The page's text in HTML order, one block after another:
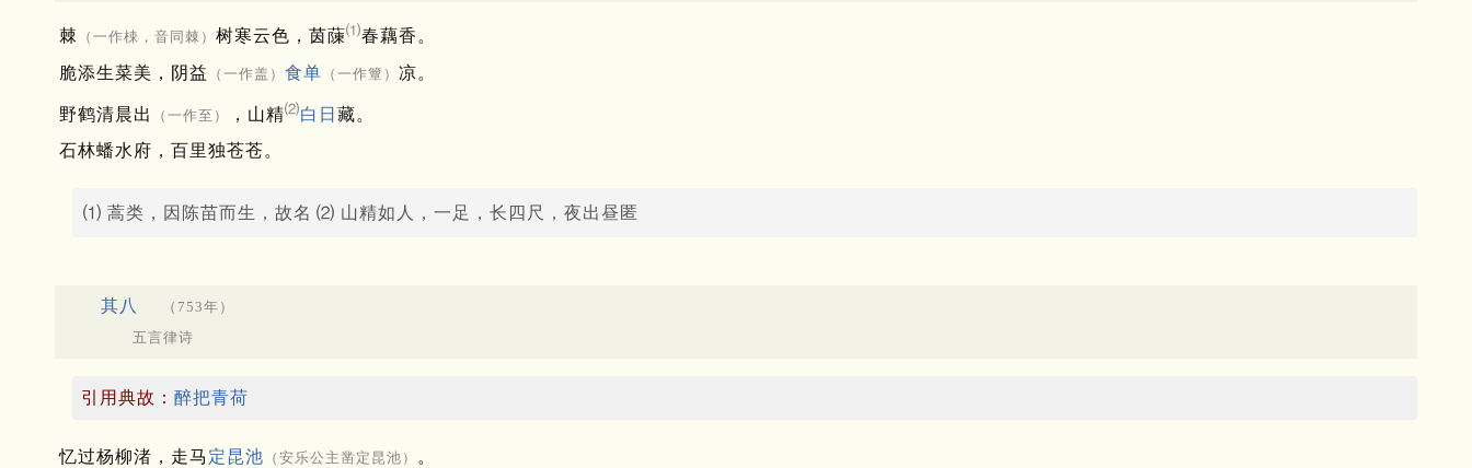
棘 （一作梀，音同棘） 树寒云色，茵蔯⑴春藕香。
脆添生菜美，阴益
（一作盖） 食单 （一作簟） 凉。
野鹤清晨出 （一作至） ，山精⑵白日 藏。
石林蟠水府，百里独苍苍。
⑴ 蒿类，因陈苗而生，故名 ⑵ 山精如人，一足，长四尺，夜出昼匿
其八
（753年）
五言律诗
引用典故： 醉把青荷
忆过杨柳渚，走马 定昆池 （安乐公主凿定昆池）
。